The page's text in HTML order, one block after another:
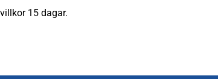
15 dagar.